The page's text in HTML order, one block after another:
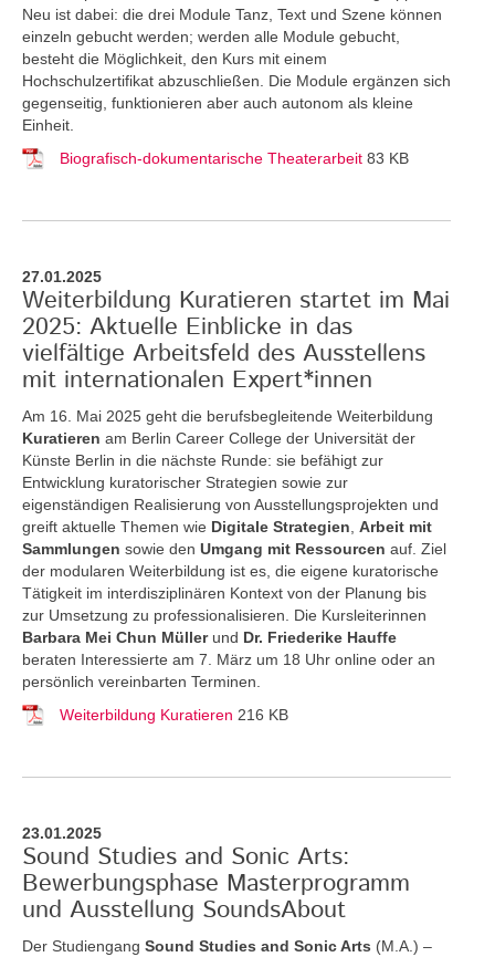
Neu ist dabei: die drei Module Tanz, Text und Szene können
einzeln gebucht werden; werden alle Module gebucht,
besteht die Möglichkeit, den Kurs mit einem
Hochschulzertifikat abzuschließen. Die Module ergänzen sich
gegenseitig, funktionieren aber auch autonom als kleine
Einheit.
Biografisch-dokumentarische Theaterarbeit 83 KB
27.01.2025
Weiterbildung Kuratieren startet im Mai
2025: Aktuelle Einblicke in das
vielfältige Arbeitsfeld des Ausstellens
mit internationalen Expert*innen
Am 16. Mai 2025 geht die berufsbegleitende Weiterbildung
Kuratieren am Berlin Career College der Universität der
Künste Berlin in die nächste Runde: sie befähigt zur
Entwicklung kuratorischer Strategien sowie zur
eigenständigen Realisierung von Ausstellungsprojekten und
greift aktuelle Themen wie Digitale Strategien Arbeit mit
Sammlungen sowie den Umgang mit Ressourcen auf. Ziel
der modularen Weiterbildung ist es, die eigene kuratorische
Tätigkeit im interdisziplinären Kontext von der Planung bis
zur Umsetzung zu professionalisieren. Die Kursleiterinnen
Barbara Mei Chun Müllerund Dr. Friederike Hauffe
beraten Interessierte am 7. März um 18 Uhr online oder an
persönlich vereinbarten Terminen.
Weiterbildung Kuratieren 216 KB
23.01.2025
Sound Studies and Sonic Arts:
Bewerbungsphase Masterprogramm
und Ausstellung SoundsAbout
Der Studiengang Sound Studies and Sonic Arts (M.A.) –